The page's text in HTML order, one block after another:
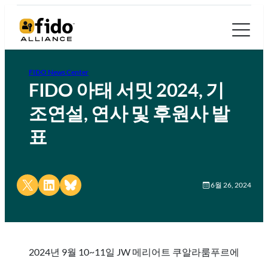
FIDO News Center
FIDO 아태 서밋 2024, 기
조연설, 연사 및 후원사 발
표
Share on X Share on LinkedIn
Share on Bluesky 6월 26, 2024
2024년 9월 10~11일 JW 메리어트 쿠알라룸푸르에